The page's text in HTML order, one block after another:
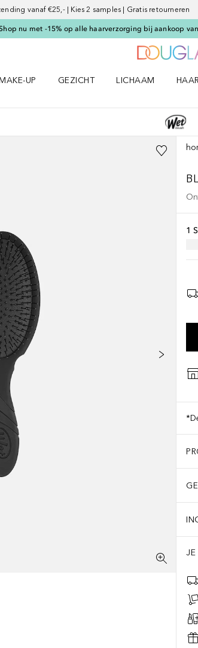
vanaf €25,- | Kies 2 samples | Gratis retourneren
nu met -15% op alle haarverzorging bij aankoop
UP
GEZICHT
LICHAAM
HAAR
1
JE